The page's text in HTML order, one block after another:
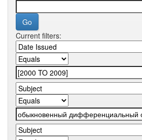
Current filters: